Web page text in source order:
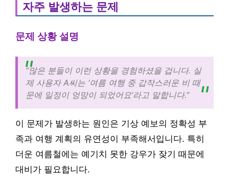
자주 발생하는 문제
문제 상황 설명
“많은 분들이 이런 상황을 경험하셨을 겁니다. 실
제 사용자 A씨는 ‘여름 여행 중 갑작스러운 비 때
문에 일정이 엉망이 되었어요’라고 말합니다.”
이 문제가 발생하는 원인은 기상 예보의 정확성 부
족과 여행 계획의 유연성이 부족해서입니다. 특히
더운 여름철에는 예기치 못한 강우가 잦기 때문에
대비가 필요합니다.